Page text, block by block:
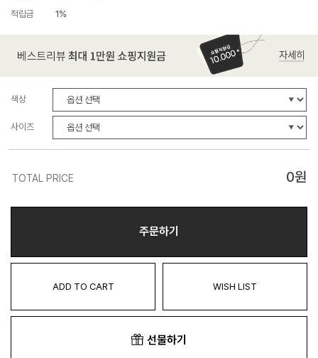
적립금 1%
색상
사이즈
TOTAL PRICE 0원
주문하기
ADD TO CART WISH LIST
선물하기